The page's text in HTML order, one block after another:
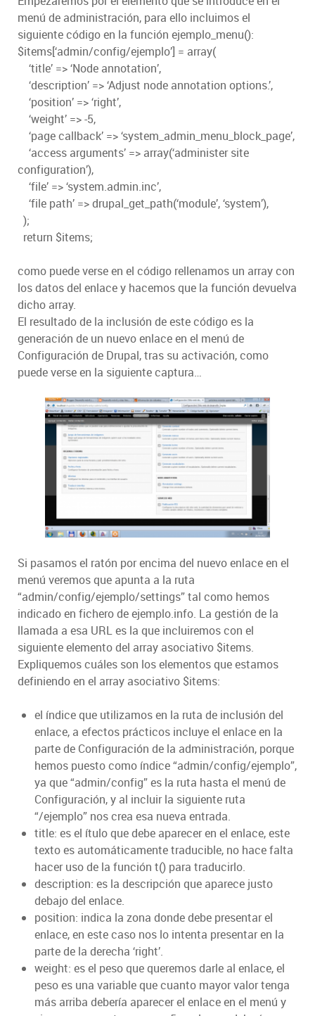
menú de administración, para ello incluimos el
siguiente código en la función ejemplo_menu():
$items[‘admin/config/ejemplo’] = array(
‘title’ => ‘Node annotation’,
‘description’ => ‘Adjust node annotation options.’,
‘position’ => ‘right’,
‘weight’ => -5,
‘page callback’ => ‘system_admin_menu_block_page’,
‘access arguments’ => array(‘administer site
configuration’),
‘file’ => ‘system.admin.inc’,
‘file path’ => drupal_get_path(‘module’, ‘system’),
);
return $items;
como puede verse en el código rellenamos un array con
los datos del enlace y hacemos que la función devuelva
dicho array.
El resultado de la inclusión de este código es la
generación de un nuevo enlace en el menú de
Configuración de Drupal, tras su activación, como
puede verse en la siguiente captura…
Si pasamos el ratón por encima del nuevo enlace en el
menú veremos que apunta a la ruta
“admin/config/ejemplo/settings” tal como hemos
indicado en fichero de ejemplo.info. La gestión de la
llamada a esa URL es la que incluiremos con el
siguiente elemento del array asociativo $items.
Expliquemos cuáles son los elementos que estamos
definiendo en el array asociativo $items:
el índice que utilizamos en la ruta de inclusión del
enlace, a efectos prácticos incluye el enlace en la
parte de Configuración de la administración, porque
hemos puesto como índice “admin/config/ejemplo”,
ya que “admin/config” es la ruta hasta el menú de
Configuración, y al incluir la siguiente ruta
“/ejemplo” nos crea esa nueva entrada.
title: es el ítulo que debe aparecer en el enlace, este
texto es automáticamente traducible, no hace falta
hacer uso de la función t() para traducirlo.
description: es la descripción que aparece justo
debajo del enlace.
position: indica la zona donde debe presentar el
enlace, en este caso nos lo intenta presentar en la
parte de la derecha ‘right’.
weight: es el peso que queremos darle al enlace, el
peso es una variable que cuanto mayor valor tenga
más arriba debería aparecer el enlace en el menú y